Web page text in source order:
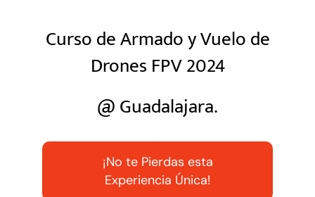
COMUNIDAD
SOBRE NOSOTROS
Curso de Armado y Vuelo de
Drones FPV 2024
@ Guadalajara.
¡No te Pierdas esta
Experiencia Única!